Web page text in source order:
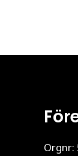
Orgnr: